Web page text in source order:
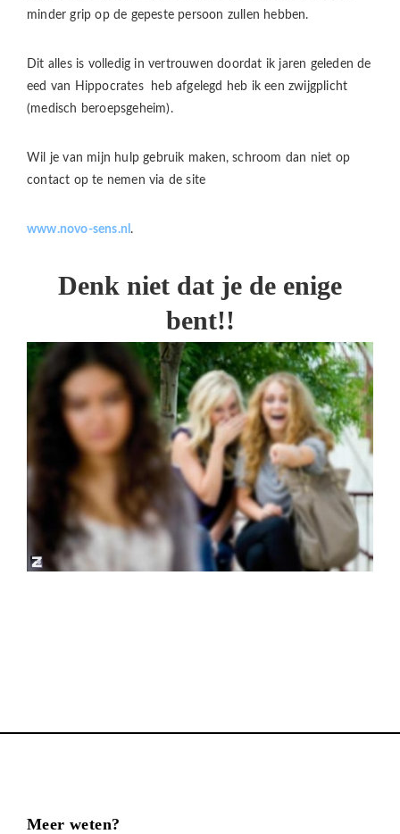
minder grip op de gepeste persoon zullen hebben.
Dit alles is volledig in vertrouwen doordat ik jaren geleden de
eed van Hippocrates heb afgelegd heb ik een zwijgplicht
(medisch beroepsgeheim).
Wil je van mijn hulp gebruik maken, schroom dan niet op
contact op te nemen via de site
www.novo-sens.nl .
Denk niet dat je de enige
bent!!
Meer weten?